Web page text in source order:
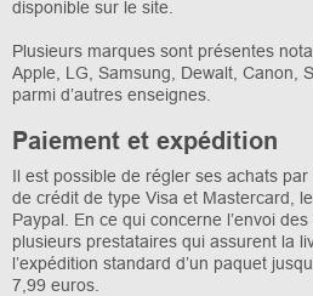
disponible sur le site.
Plusieurs marques sont présentes
Apple, LG, Samsung, Dewalt, Canon,
parmi d’autres enseignes.
Paiement et expédition
Il est possible de régler ses achats
de crédit de type Visa et Mastercard,
Paypal. En ce qui concerne l’envoi
plusieurs prestataires qui assurent la
l’expédition standard d’un paquet
7,99 euros.